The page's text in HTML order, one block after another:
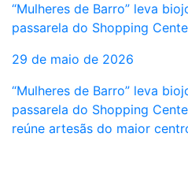
“Mulheres de Barro” leva
passarela do Shopping
29 de maio de 2026
“Mulheres de Barro” leva
passarela do Shopping
reúne artesãs do maior